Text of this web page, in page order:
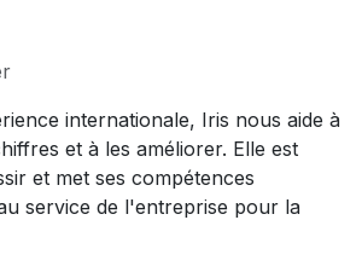
internationale, Iris nous aide à
et à les améliorer. Elle est
et met ses compétences
service de l'entreprise pour la